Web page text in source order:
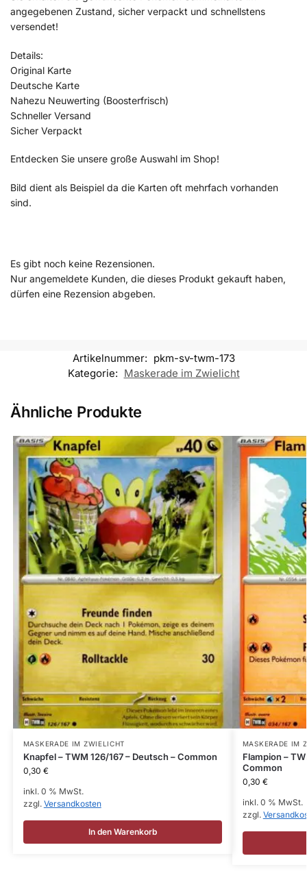
angegebenen Zustand, sicher verpackt und schnellstens
versendet!
Details:
Original Karte
Deutsche Karte
Nahezu Neuwerting (Boosterfrisch)
Schneller Versand
Sicher Verpackt
Entdecken Sie unsere große Auswahl im Shop!
Bild dient als Beispiel da die Karten oft mehrfach vorhanden
sind.
Es gibt noch keine Rezensionen.
Nur angemeldete Kunden, die dieses Produkt gekauft haben,
dürfen eine Rezension abgeben.
Artikelnummer: pkm-sv-twm-173
Kategorie: Maskerade im Zwielicht
Ähnliche Produkte
MASKERADE IM ZWIELICHT
Knapfel – TWM 126/167 – Deutsch – Common
0,30 €
inkl. 0 % MwSt.
zzgl. Versandkosten
In den Warenkorb
MASKERADE IM
Flampion –
Common
0,30 €
inkl. 0 % MwSt.
zzgl.